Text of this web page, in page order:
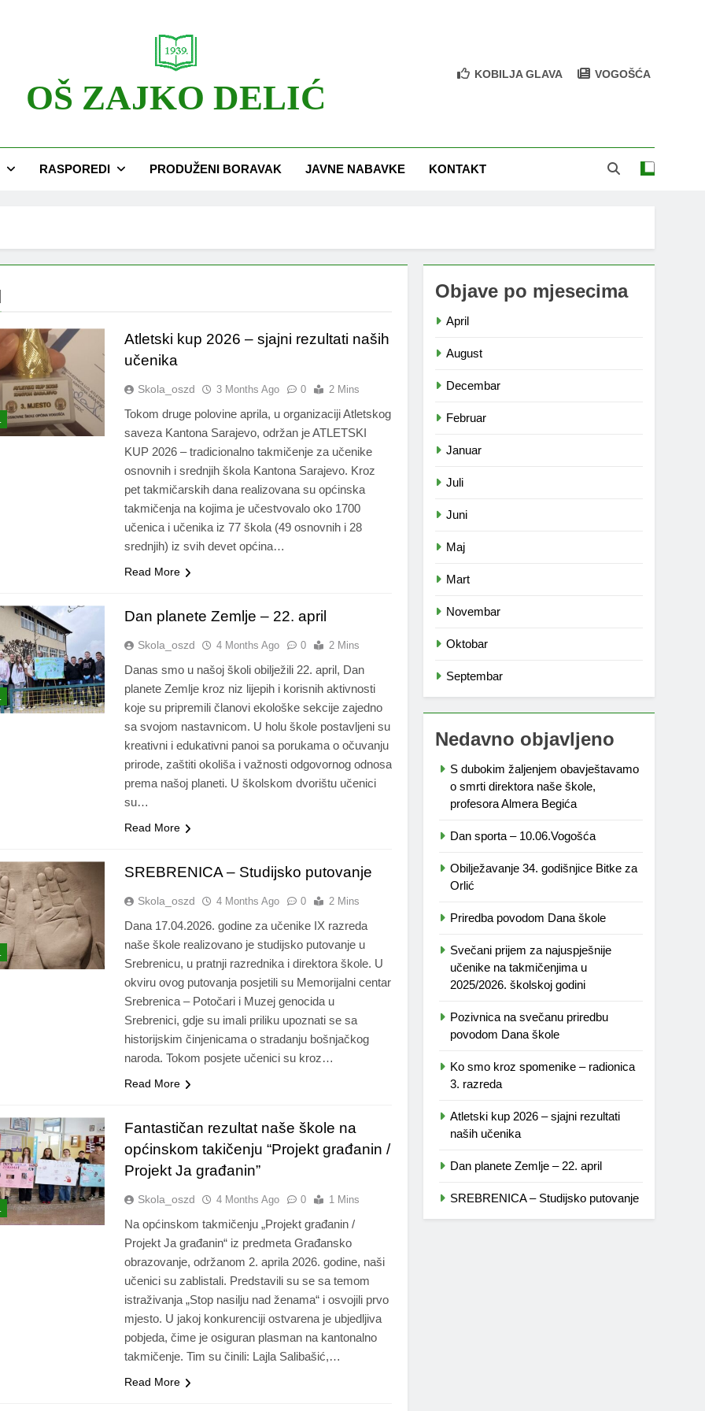
OŠ ZAJKO DELIĆ
KOBILJA GLAVA VOGOŠĆA
RASPOREDI PRODUŽENI BORAVAK JAVNE NABAVKE KONTAKT
Atletski kup 2026 – sjajni rezultati naših
učenika
Skola_oszd 3 Months Ago 0 2 Mins
Tokom druge polovine aprila, u organizaciji Atletskog
saveza Kantona Sarajevo, održan je ATLETSKI
KUP 2026 – tradicionalno takmičenje za učenike
osnovnih i srednjih škola Kantona Sarajevo. Kroz
pet takmičarskih dana realizovana su općinska
takmičenja na kojima je učestvovalo oko 1700
učenica i učenika iz 77 škola (49 osnovnih i 28
srednjih) iz svih devet općina…
Read More
Dan planete Zemlje – 22. april
Skola_oszd 4 Months Ago 0 2 Mins
Danas smo u našoj školi obilježili 22. april, Dan
planete Zemlje kroz niz lijepih i korisnih aktivnosti
koje su pripremili članovi ekološke sekcije zajedno
sa svojom nastavnicom. U holu škole postavljeni su
kreativni i edukativni panoi sa porukama o očuvanju
prirode, zaštiti okoliša i važnosti odgovornog odnosa
prema našoj planeti. U školskom dvorištu učenici
su…
Read More
SREBRENICA – Studijsko putovanje
Skola_oszd 4 Months Ago 0 2 Mins
Dana 17.04.2026. godine za učenike IX razreda
naše škole realizovano je studijsko putovanje u
Srebrenicu, u pratnji razrednika i direktora škole. U
okviru ovog putovanja posjetili su Memorijalni centar
Srebrenica – Potočari i Muzej genocida u
Srebrenici, gdje su imali priliku upoznati se sa
historijskim činjenicama o stradanju bošnjačkog
naroda. Tokom posjete učenici su kroz…
Read More
Fantastičan rezultat naše škole na
općinskom takičenju “Projekt građanin /
Projekt Ja građanin”
Skola_oszd 4 Months Ago 0 1 Mins
Na općinskom takmičenju „Projekt građanin /
Projekt Ja građanin“ iz predmeta Građansko
obrazovanje, održanom 2. aprila 2026. godine, naši
učenici su zablistali. Predstavili su se sa temom
istraživanja „Stop nasilju nad ženama“ i osvojili prvo
mjesto. U jakoj konkurenciji ostvarena je ubjedljiva
pobjeda, čime je osiguran plasman na kantonalno
takmičenje. Tim su činili: Lajla Salibašić,…
Read More
Objave po mjesecima
April
August
Decembar
Februar
Januar
Juli
Juni
Maj
Mart
Novembar
Oktobar
Septembar
Nedavno objavljeno
S dubokim žaljenjem obavještavamo
o smrti direktora naše škole,
profesora Almera Begića
Dan sporta – 10.06.Vogošća
Obilježavanje 34. godišnjice Bitke za
Orlić
Priredba povodom Dana škole
Svečani prijem za najuspješnije
učenike na takmičenjima u
2025/2026. školskoj godini
Pozivnica na svečanu priredbu
povodom Dana škole
Ko smo kroz spomenike – radionica
3. razreda
Atletski kup 2026 – sjajni rezultati
naših učenika
Dan planete Zemlje – 22. april
SREBRENICA – Studijsko putovanje